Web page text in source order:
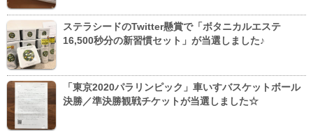
ステラシードのTwitter懸賞で「ボタニカルエステ
16,500秒分の新習慣セット」が当選しました♪
「東京2020パラリンピック」車いすバスケットボール
決勝／準決勝観戦チケットが当選しました☆